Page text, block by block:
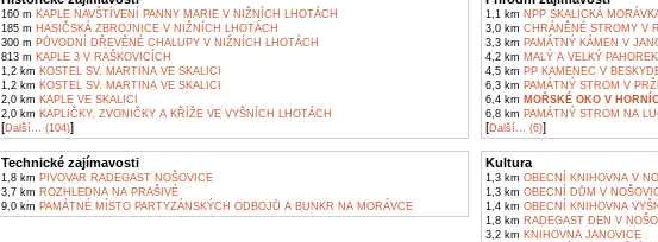
160 m KAPLE NAVŠTÍVENÍ PANNY MARIE V NIŽNÍCH LHOTÁCH
185 m HASIČSKÁ ZBROJNICE V NIŽNÍCH LHOTÁCH
300 m PŮVODNÍ DŘEVĚNÉ CHALUPY V NIŽNÍCH LHOTÁCH
813 m KAPLE 3 V RAŠKOVICÍCH
1,2 km KOSTEL SV. MARTINA VE SKALICI
1,2 km KOSTEL SV. MARTINA VE SKALICI
2,0 km KAPLE VE SKALICI
2,0 km KAPLIČKY, ZVONIČKY A KŘÍŽE VE VYŠNÍCH LHOTÁCH
[Další... (104)]
1,1 km NPP SKALICKÁ
3,0 km CHRÁNĚNÉ STROMY V
3,3 km PAMÁTNÝ KÁMEN V
4,2 km MALÝ A VELKÝ
4,5 km PP KAMENEC V
6,3 km PAMÁTNÝ STROM V
6,4 km MOŘSKÉ OKO V
6,8 km PAMÁTNÝ STROM NA
[Další... (6)]
Technické zajímavosti
1,8 km PIVOVAR RADEGAST NOŠOVICE
3,7 km ROZHLEDNA NA PRAŠIVÉ
9,0 km PAMÁTNÉ MÍSTO PARTYZÁNSKÝCH ODBOJŮ A BUNKR NA MORÁVCE
Kultura
1,3 km OBECNÍ KNIHOVNA V
1,3 km OBECNÍ DŮM V
1,4 km OBECNÍ KNIHOVNA
1,8 km RADEGAST DEN V
3,2 km KNIHOVNA JANOVICE